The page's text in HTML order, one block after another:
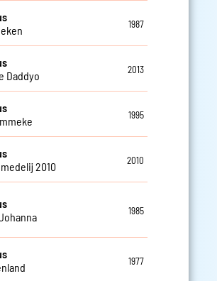
1987
Daddyo
2013
1995
2010
2010
1985
1977